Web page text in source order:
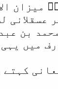
میزان
عسقلانی
بن
میں